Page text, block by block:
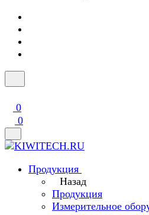
0
0
Продукция
Назад
Продукция
Измерительное